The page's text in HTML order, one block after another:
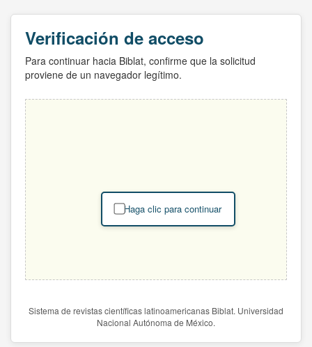
Verificación de acceso
Para continuar hacia Biblat, confirme que la solicitud
proviene de un navegador legítimo.
Haga clic para continuar
Sistema de revistas científicas latinoamericanas Biblat. Universidad
Nacional Autónoma de México.